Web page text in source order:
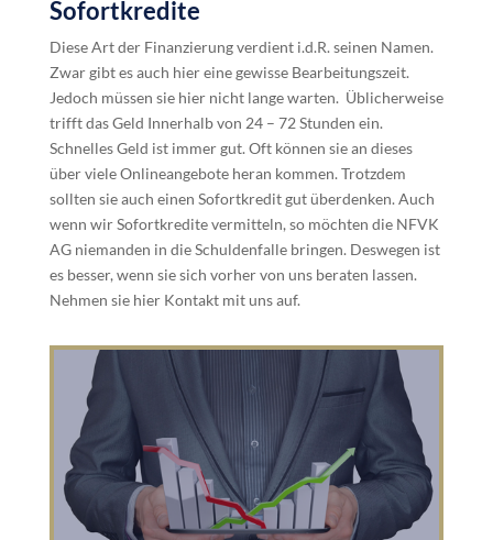
Sofortkredite
Diese Art der Finanzierung verdient i.d.R. seinen Namen.
Zwar gibt es auch hier eine gewisse Bearbeitungszeit.
Jedoch müssen sie hier nicht lange warten. Üblicherweise
trifft das Geld Innerhalb von 24 – 72 Stunden ein.
Schnelles Geld ist immer gut. Oft können sie an dieses
über viele Onlineangebote heran kommen. Trotzdem
sollten sie auch einen Sofortkredit gut überdenken. Auch
wenn wir Sofortkredite vermitteln, so möchten die NFVK
AG niemanden in die Schuldenfalle bringen. Deswegen ist
es besser, wenn sie sich vorher von uns beraten lassen.
Nehmen sie hier Kontakt mit uns auf.